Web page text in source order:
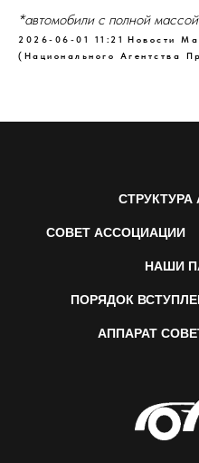
*автомобили с полной
2026-06-01 11:21 Новости
(Национального Агентства
СОВЕТ АССОЦИАЦИИ
НАШИ
ПОРЯДОК
АППАРАТ